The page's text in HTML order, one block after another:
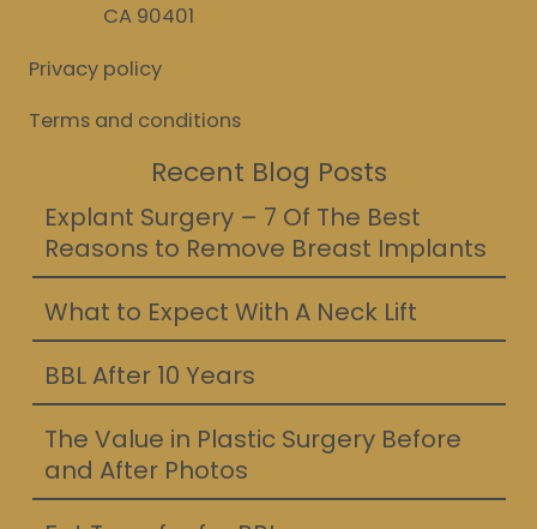
CA 90401
Privacy policy
Terms and conditions
Recent Blog Posts
Explant Surgery – 7 Of The Best
Reasons to Remove Breast Implants
What to Expect With A Neck Lift
BBL After 10 Years
The Value in Plastic Surgery Before
and After Photos